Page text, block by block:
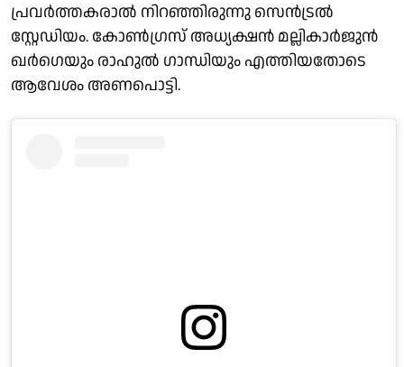
പ്രവർത്തകരാൽ നിറഞ്ഞിരുന്നു സെൻട്രൽ
സ്റ്റേഡിയം. കോൺഗ്രസ് അധ്യക്ഷൻ മല്ലികാർജുൻ
ഖർഗെയും രാഹുൽ ഗാന്ധിയും എത്തിയതോടെ
ആവേശം അണപൊട്ടി.